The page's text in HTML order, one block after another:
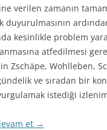
verilen zamanın
duyurulmasının
kesinlikle problem
atfedilmesi
Zschäpe, Wohlleben,
ve sıradan bir
istediği
et →